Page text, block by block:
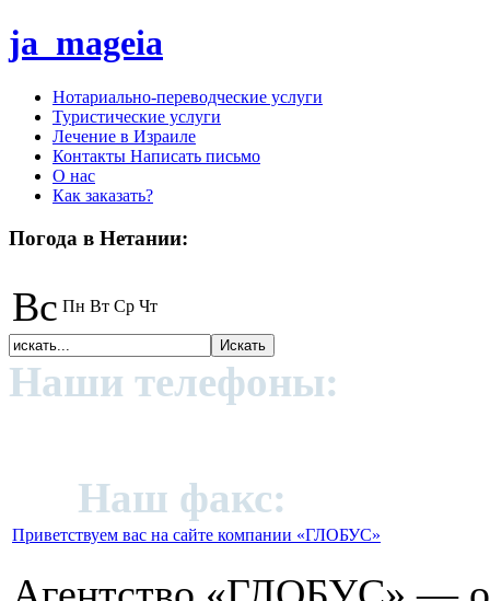
ja_mageia
Нотариально-переводческие услуги
Туристические услуги
Лечение в Израиле
Контакты Написать письмо
О нас
Как заказать?
Погода в Нетании:
Вс Пн Вт Ср Чт
Наши телефоны:
Наш факс:
Приветствуем вас на сайте компании «ГЛОБУС»